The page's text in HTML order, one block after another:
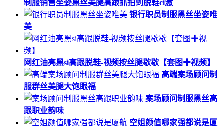
制服销售坐姿黑丝美腿高跟抓拍到脱鞋ci激
银行职员制服黑丝坐姿唯
美
网红油亮黑si高跟脱鞋-视频按丝腿歇歇【套图✚视频】
高端案场顾问制
服群丝美腿大饱眼福
案场顾问制服黑丝高
跟职业韵味
空姐颜值哪家强都说是厦